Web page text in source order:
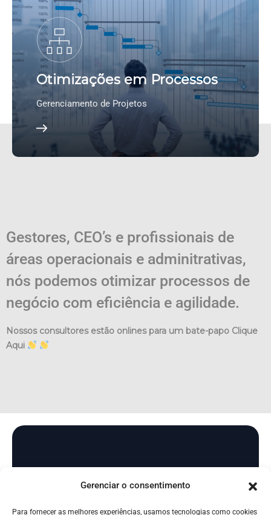
Gerenciar o consentimento
Para fornecer as melhores experiências, usamos tecnologias como cookies
Otimizações em Processos
Gerenciamento de Projetos
Gestores, CEO’s e profissionais de
áreas operacionais e adminitrativas,
nós podemos otimizar processos de
negócio com eficiência e agilidade.
Nossos consultores estão onlines para um bate-papo Clique
Aqui